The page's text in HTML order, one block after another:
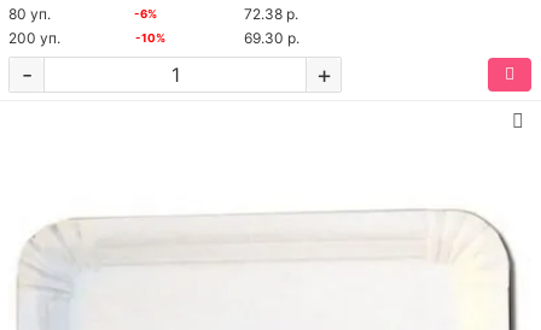
80 уп.
-6%
72.38 р.
200 уп.
-10% 69.30 р.
+
-